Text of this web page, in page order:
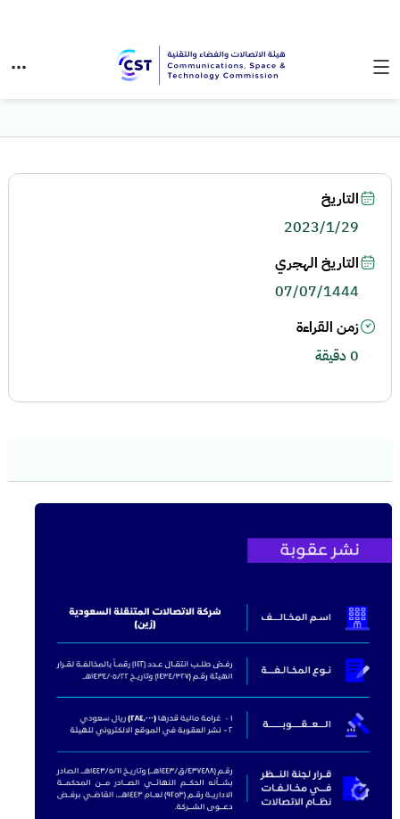
التاريخ
2023/1/29
التاريخ الهجري
07/07/1444
زمن القراءة
0 دقيقة